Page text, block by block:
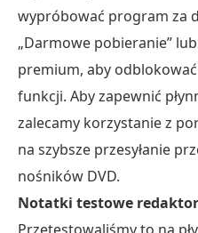
wypróbować program za
„Darmowe pobieranie”
premium, aby
funkcji. Aby zapewnić
zalecamy korzystanie z
na szybsze przesyłanie
nośników DVD.
Notatki testowe